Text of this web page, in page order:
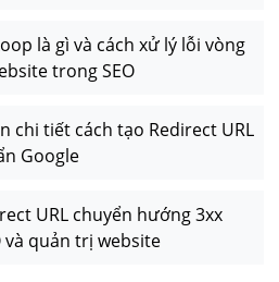
là gì và cách xử lý lỗi vòng
trong SEO
chi tiết cách tạo Redirect URL
Google
URL chuyển hướng 3xx
và quản trị website